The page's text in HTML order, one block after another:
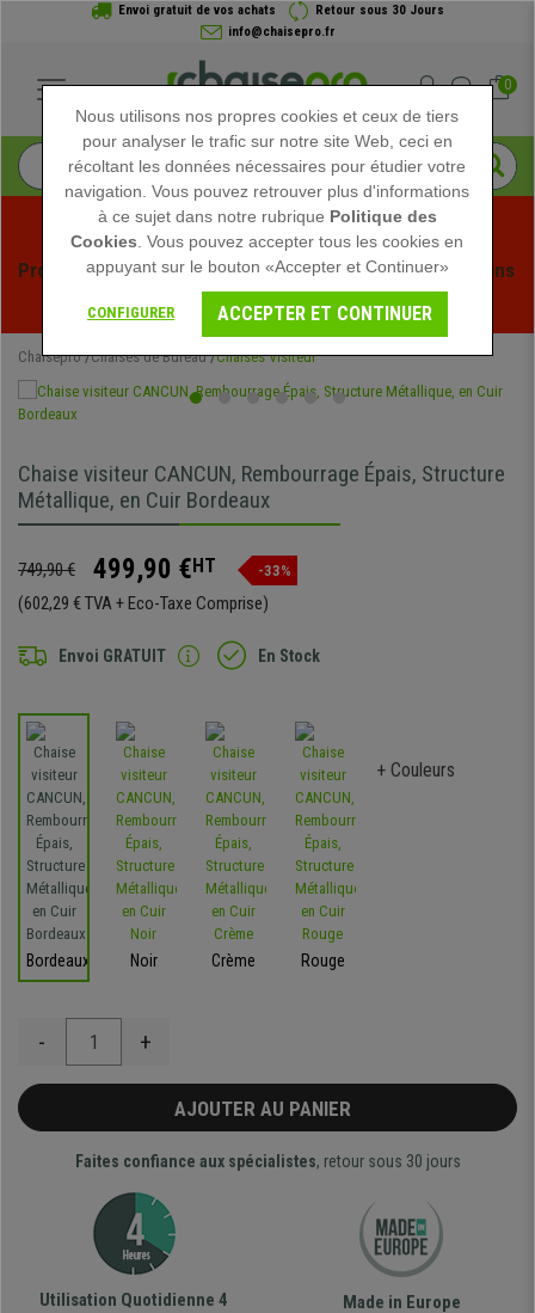
Envoi gratuit de vos achats
Retour sous 30 Jours
info@chaisepro.fr
0
Profitez des soldes d'été chez Chaisepro ! Des réductions
exclusives pour une durée limitée - Voir l'offre
Chaisepro Chaises de Bureau Chaises Visiteur
Chaise visiteur CANCUN, Rembourrage Épais, Structure
Métallique, en Cuir Bordeaux
749,90 € 499,90 €HT -33%
(602,29 € TVA + Eco-Taxe Comprise)
Envoi GRATUIT En Stock
Bordeaux Noir Crème Rouge
+ Couleurs
- +
AJOUTER AU PANIER
Faites confiance aux spécialistes, retour sous 30 jours
Utilisation Quotidienne 4
Made in Europe
Nous utilisons nos propres cookies et ceux de tiers
pour analyser le trafic sur notre site Web, ceci en
récoltant les données nécessaires pour étudier votre
navigation. Vous pouvez retrouver plus d'informations
à ce sujet dans notre rubrique Politique des
Cookies . Vous pouvez accepter tous les cookies en
appuyant sur le bouton «Accepter et Continuer»
CONFIGURER ACCEPTER ET CONTINUER